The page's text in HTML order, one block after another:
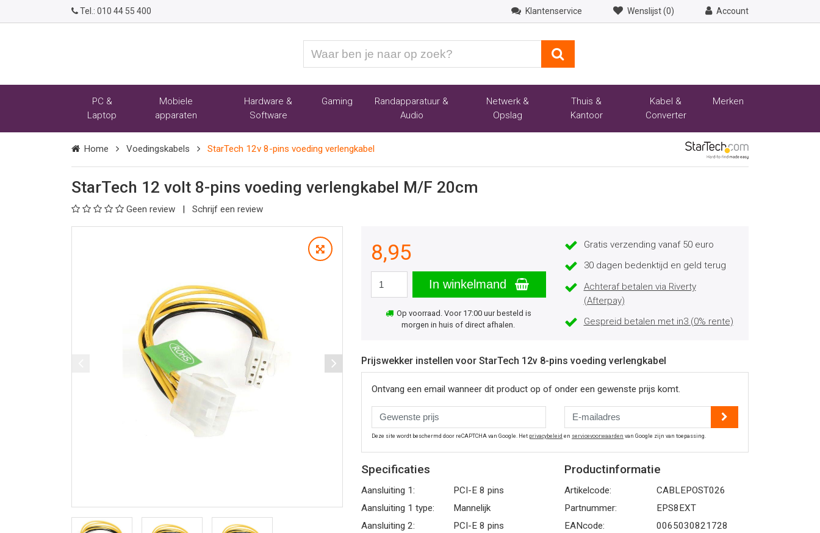
Tel.: 010 44 55 400 Klantenservice Wenslijst (0) Account
ben
naar
PC &
Laptop
Mobiele
apparaten
Hardware &
Software
Gaming
Randapparatuur &
Audio
Netwerk &
Opslag
Thuis &
Kantoor
Kabel &
Converter
Merken
Home Voedingskabels StarTech 12v 8-pins voeding verlengkabel
StarTech 12 volt 8-pins voeding verlengkabel M/F 20cm
Geen review Schrijf een review
8,95
In winkelmand
Op voorraad. Voor 17:00 uur besteld is
morgen in huis of direct afhalen.
Gratis verzending vanaf 50 euro
30 dagen bedenktijd en geld terug
Achteraf betalen via Riverty
(Afterpay)
Gespreid betalen met in3 (0% rente)
Prijswekker instellen voor StarTech 12v 8-pins voeding verlengkabel
Ontvang een email wanneer dit product op of onder een gewenste prijs komt.
Deze site wordt beschermd door reCAPTCHA van Google. Het privacybeleid en servicevoorwaarden van Google zijn van toepassing.
Specificaties
Aansluiting 1:
PCI-E 8 pins
Aansluiting 1 type:
Mannelijk
Aansluiting 2:
PCI-E 8 pins
Productinformatie
Artikelcode:
CABLEPOST026
Partnummer:
EPS8EXT
EANcode:
0065030821728